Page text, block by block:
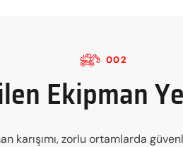
002
Ekipman
karışımı, zorlu ortamlarda